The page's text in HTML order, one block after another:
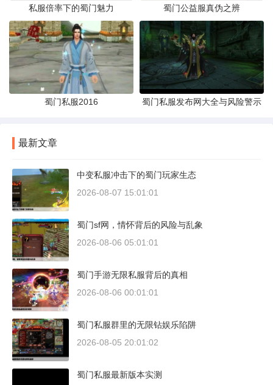
私服倍率下的蜀门魅力 蜀门公益服真伪之辨
蜀门私服2016 蜀门私服发布网大全与风险警示
最新文章
中变私服冲击下的蜀门玩家生态
2026-08-07 15:01:01
蜀门sf网，情怀背后的风险与乱象
2026-08-06 05:01:01
蜀门手游无限私服背后的真相
2026-08-06 00:01:01
蜀门私服群里的无限钻娱乐陷阱
2026-08-05 20:01:02
蜀门私服最新版本实测